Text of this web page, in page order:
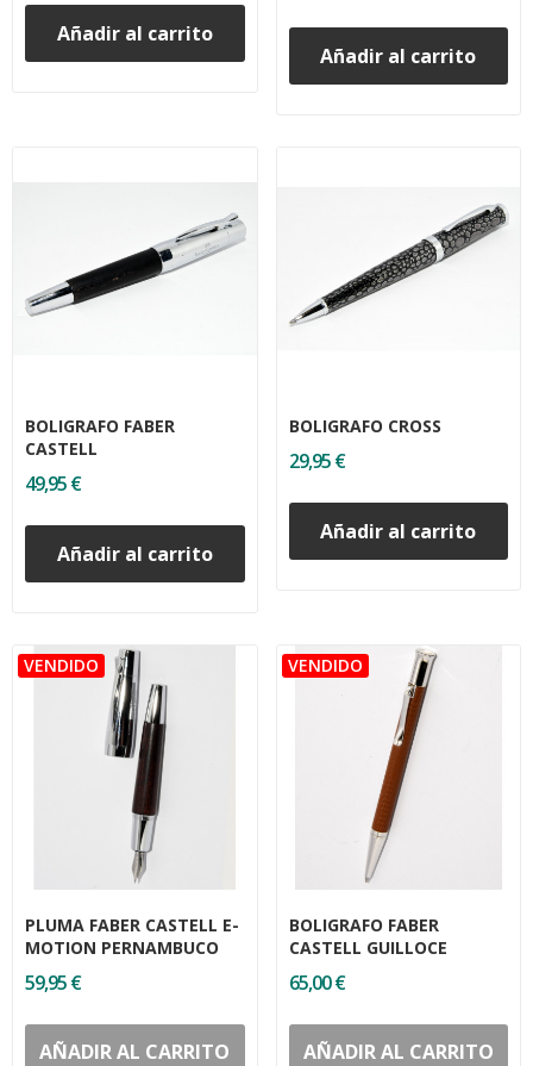
Añadir al carrito
Añadir al carrito
BOLIGRAFO FABER
CASTELL
49,95 €
Añadir al carrito
BOLIGRAFO CROSS
29,95 €
Añadir al carrito
PLUMA FABER CASTELL E-
MOTION PERNAMBUCO
59,95 €
AÑADIR AL CARRITO
BOLIGRAFO FABER
CASTELL GUILLOCE
65,00 €
AÑADIR AL CARRITO